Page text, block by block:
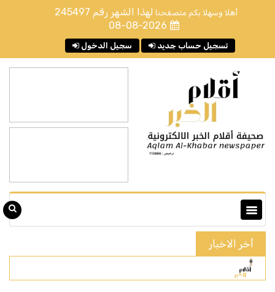
أهلا وسهلا بكم متصفحنا لهذا الشهر رقم 245497
08-08-2026
سجيل الدخول تسجيل حساب جديد
أخر الاخبار